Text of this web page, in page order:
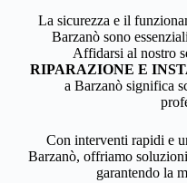
La sicurezza e il
Barzanò sono
Affidarsi al nostro
RIPARAZIONE E
a Barzanò significa
Con interventi rapidi e
Barzanò, offriamo
garantendo la